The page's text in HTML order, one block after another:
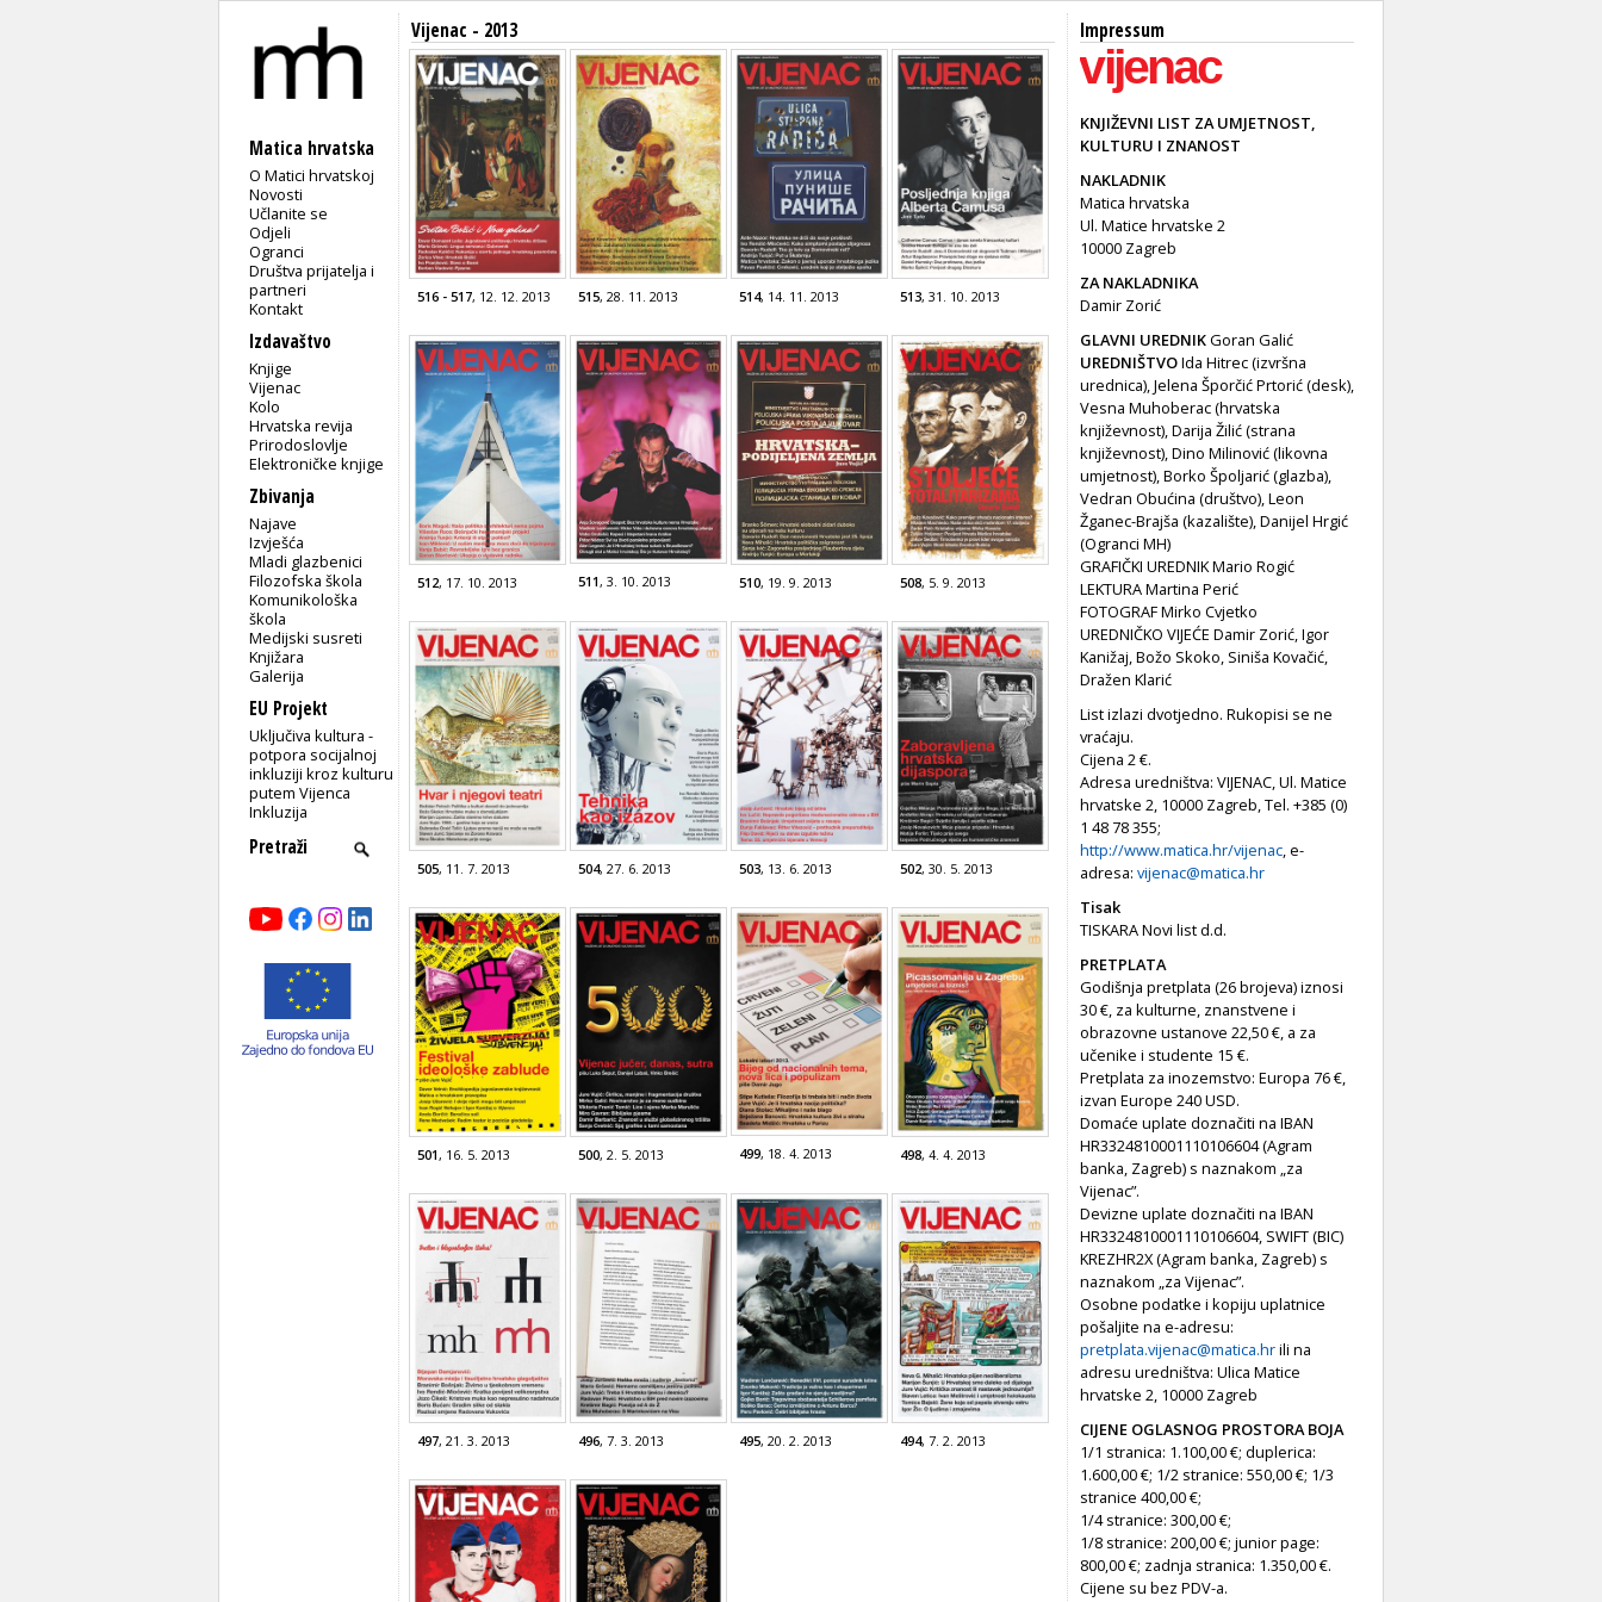
Matica hrvatska
O Matici hrvatskoj
Novosti
Učlanite se
Odjeli
Ogranci
Društva prijatelja i
partneri
Kontakt
Izdavaštvo
Knjige
Vijenac
Kolo
Hrvatska revija
Prirodoslovlje
Elektroničke knjige
Zbivanja
Najave
Izvješća
Mladi glazbenici
Filozofska škola
Komunikološka
škola
Medijski susreti
Knjižara
Galerija
EU Projekt
Uključiva kultura -
potpora socijalnoj
inkluziji kroz kulturu
putem Vijenca
Inkluzija
Vijenac - 2013
516 - 517, 12. 12. 2013 515, 28. 11. 2013 514, 14. 11. 2013 513, 31. 10. 2013
512, 17. 10. 2013 511 , 3. 10. 2013 510, 19. 9. 2013 508, 5. 9. 2013
505, 11. 7. 2013 504, 27. 6. 2013 503, 13. 6. 2013 502, 30. 5. 2013
501 , 16. 5. 2013 500, 2. 5. 2013 499, 18. 4. 2013 498, 4. 4. 2013
497, 21. 3. 2013 496, 7. 3. 2013 495, 20. 2. 2013 494, 7. 2. 2013
Impressum
KNJIŽEVNI LIST ZA UMJETNOST,
KULTURU I ZNANOST
NAKLADNIK
Matica hrvatska
Ul. Matice hrvatske 2
10000 Zagreb
ZA NAKLADNIKA
Damir Zorić
GLAVNI UREDNIKGoran Galić
UREDNIŠTVOIda Hitrec (izvršna
urednica), Jelena Šporčić Prtorić (desk),
Vesna Muhoberac (hrvatska
književnost), Darija Žilić (strana
književnost), Dino Milinović (likovna
umjetnost), Borko Špoljarić (glazba),
Vedran Obućina (društvo), Leon
Žganec-Brajša (kazalište), Danijel Hrgić
(Ogranci MH)
GRAFIČKI UREDNIK Mario Rogić
LEKTURA Martina Perić
FOTOGRAF Mirko Cvjetko
UREDNIČKO VIJEĆE Damir Zorić, Igor
Kanižaj, Božo Skoko, Siniša Kovačić,
Dražen Klarić
List izlazi dvotjedno. Rukopisi se ne
vraćaju.
Cijena 2 €.
Adresa uredništva: VIJENAC, Ul. Matice
hrvatske 2, 10000 Zagreb, Tel. +385 (0)
1 48 78 355;
http://www.matica.hr/vijenac, e-
adresa: vijenac@matica.hr
Tisak
TISKARA Novi list d.d.
PRETPLATA
Godišnja pretplata (26 brojeva) iznosi
30 €, za kulturne, znanstvene i
obrazovne ustanove 22,50 €, a za
učenike i studente 15 €.
Pretplata za inozemstvo: Europa 76 €,
izvan Europe 240 USD.
Domaće uplate doznačiti na IBAN
HR3324810001110106604 (Agram
banka, Zagreb) s naznakom „za
Vijenac”.
Devizne uplate doznačiti na IBAN
HR3324810001110106604, SWIFT (BIC)
KREZHR2X (Agram banka, Zagreb) s
naznakom „za Vijenac”.
Osobne podatke i kopiju uplatnice
pošaljite na e-adresu:
pretplata.vijenac@matica.hrili na
adresu uredništva: Ulica Matice
hrvatske 2, 10000 Zagreb
CIJENE OGLASNOG PROSTORA BOJA
1/1 stranica: 1.100,00 €; duplerica:
1.600,00 €; 1/2 stranice: 550,00 €; 1/3
stranice 400,00 €;
1/4 stranice: 300,00 €;
1/8 stranice: 200,00 €; junior page:
800,00 €; zadnja stranica: 1.350,00 €.
Cijene su bez PDV-a.